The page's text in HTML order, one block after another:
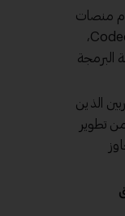
منصات
تعليمية تفاعلية مثل Codecademy،
البرمجة
الذين
تطوير